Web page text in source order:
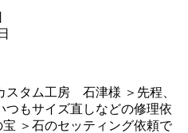
スタム工房 石津様 ＞先程、
つもサイズ直しなどの修理依
＞石のセッティング依頼で